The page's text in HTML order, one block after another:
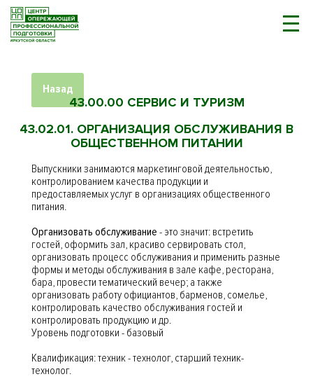
Назад
43.00.00 СЕРВИС И ТУРИЗМ
43.02.01. ОРГАНИЗАЦИЯ ОБСЛУЖИВАНИЯ В
ОБЩЕСТВЕННОМ ПИТАНИИ
Выпускники занимаются маркетинговой деятельностью,
контролированием качества продукции и
предоставляемых услуг в организациях общественного
питания.
Организовать обслуживание - это значит: встретить
гостей, оформить зал, красиво сервировать стол,
организовать процесс обслуживания и применить разные
формы и методы обслуживания в зале кафе, ресторана,
бара, провести тематический вечер; а также
организовать работу официантов, барменов, сомелье,
контролировать качество обслуживания гостей и
контролировать продукцию и др.
Уровень подготовки - базовый
Квалификация: техник - технолог, старший техник-
технолог.